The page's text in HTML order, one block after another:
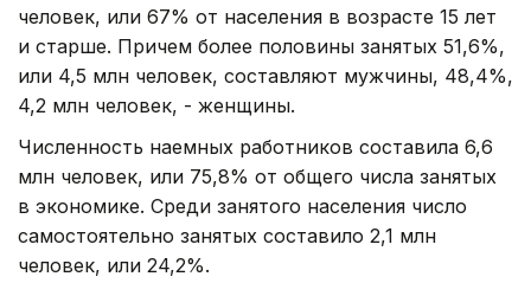
человек, или 67% от населения в возрасте 15 лет
и старше. Причем более половины занятых 51,6%,
или 4,5 млн человек, составляют мужчины, 48,4%,
4,2 млн человек, - женщины.
Численность наемных работников составила 6,6
млн человек, или 75,8% от общего числа занятых
в экономике. Среди занятого населения число
самостоятельно занятых составило 2,1 млн
человек, или 24,2%.